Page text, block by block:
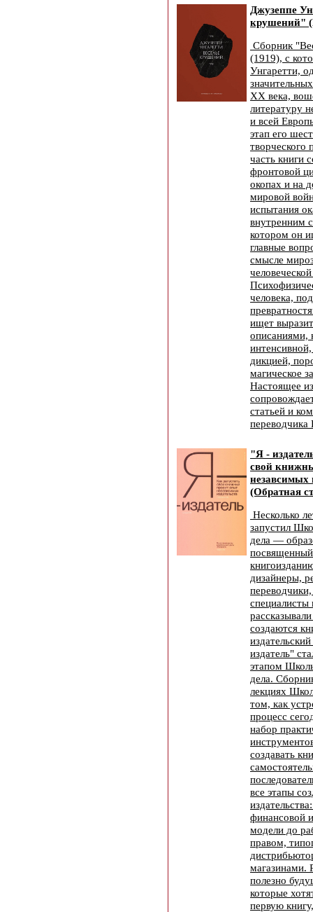
Джузеппе
крушений"
Сборник
(1919), с
Унгаретти,
XX века,
литературу
и всей
этап его
часть книги
фронтовой
окопах и на
мировой
испытания
внутренним
котором он
главные
смысле
человека,
ищет
описаниями,
дикцией,
магическое
Настоящее
статьей и
"Я -
свой
незавсимых
(Обратная
Несколько
запустил
дела —
дизайнеры,
специалисты
создаются
издатель"
этапом
дела.
лекциях
том, как
процесс
набор
создавать
все этапы
финансовой
модели до
правом,
магазинами.
полезно
которые
первую